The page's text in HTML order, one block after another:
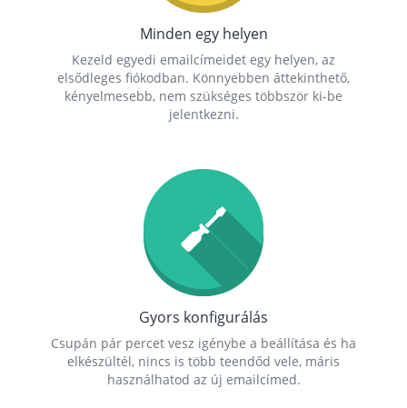
Minden egy helyen
Kezeld egyedi emailcímeidet egy helyen, az
elsődleges fiókodban. Könnyebben áttekinthető,
kényelmesebb, nem szükséges többször ki-be
jelentkezni.
Gyors konfigurálás
Csupán pár percet vesz igénybe a beállítása és ha
elkészültél, nincs is több teendőd vele, máris
használhatod az új emailcímed.